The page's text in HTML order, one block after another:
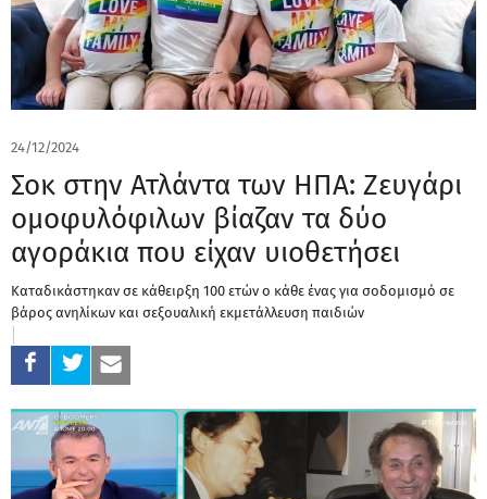
24/12/2024
Σοκ στην Ατλάντα των ΗΠΑ: Ζευγάρι
ομοφυλόφιλων βίαζαν τα δύο
αγοράκια που είχαν υιοθετήσει
Καταδικάστηκαν σε κάθειρξη 100 ετών ο κάθε ένας για σοδομισμό σε
βάρος ανηλίκων και σεξουαλική εκμετάλλευση παιδιών